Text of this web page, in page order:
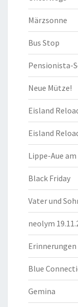
Märzsonne
Bus Stop
Pensionista-
Neue Mütze!
Eisland
Eisland
Lippe-Aue
Black Friday
Vater und
neolym
Erinnerungen
Blue
Gemina